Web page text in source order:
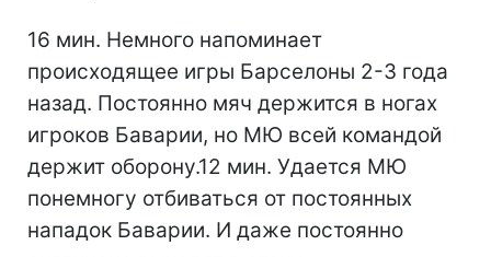
16 мин. Немного напоминает
происходящее игры Барселоны 2-3 года
назад. Постоянно мяч держится в ногах
игроков Баварии, но МЮ всей командой
держит оборону.12 мин. Удается МЮ
понемногу отбиваться от постоянных
нападок Баварии. И даже постоянно